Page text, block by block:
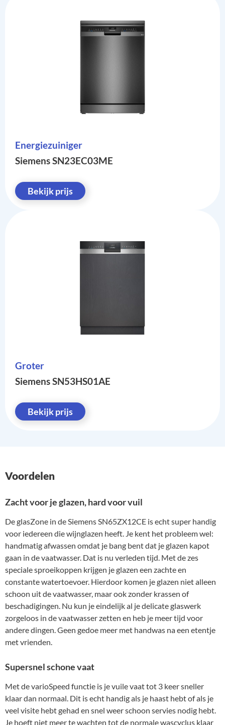
Energiezuiniger
Siemens SN23EC03ME
Bekijk prijs
Groter
Siemens SN53HS01AE
Bekijk prijs
Voordelen
Zacht voor je glazen, hard voor vuil
De glasZone in de Siemens SN65ZX12CE is echt super handig
voor iedereen die wijnglazen heeft. Je kent het probleem wel:
handmatig afwassen omdat je bang bent dat je glazen kapot
gaan in de vaatwasser. Dat is nu verleden tijd. Met de zes
speciale sproeikoppen krijgen je glazen een zachte en
constante watertoevoer. Hierdoor komen je glazen niet alleen
schoon uit de vaatwasser, maar ook zonder krassen of
beschadigingen. Nu kun je eindelijk al je delicate glaswerk
zorgeloos in de vaatwasser zetten en heb je meer tijd voor
andere dingen. Geen gedoe meer met handwas na een etentje
met vrienden.
Supersnel schone vaat
Met de varioSpeed functie is je vuile vaat tot 3 keer sneller
klaar dan normaal. Dit is echt handig als je haast hebt of als je
veel visite hebt gehad en snel weer schoon servies nodig hebt.
Je hoeft niet meer te wachten tot de normale wascyclus klaar